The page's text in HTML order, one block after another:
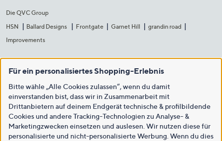
Die QVC Group
HSN
Ballard Designs Frontgate Garnet Hill
grandin road
Improvements
Für ein personalisiertes Shopping-Erlebnis
Bitte wähle „Alle Cookies zulassen“, wenn du damit
einverstanden bist, dass wir in Zusammenarbeit mit
Drittanbietern auf deinem Endgerät technische & profilbildende
Cookies und andere Tracking-Technologien zu Analyse- &
Marketingzwecken einsetzen und auslesen. Wir nutzen diese für
personalisierte und nicht-personalisierte Werbung. Wenn du dies